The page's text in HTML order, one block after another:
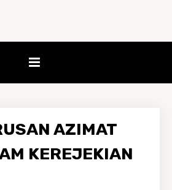
AZIMAT
KEREJEKIAN